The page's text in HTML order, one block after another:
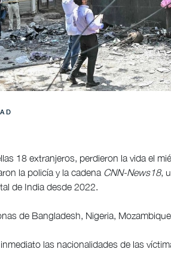
18 extranjeros, perdieron la vida el
la policía y la cadena CNN-News18,
de India desde 2022.
de Bangladesh, Nigeria,
las nacionalidades de las